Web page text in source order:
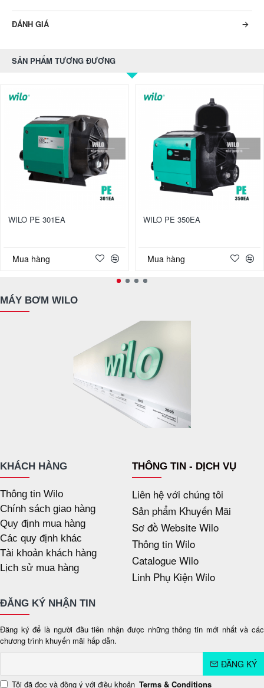
ĐÁNH GIÁ
SẢN PHẨM TƯƠNG ĐƯƠNG
WILO PE 301EA
Mua hàng
WILO PE 350EA
Mua hàng
MÁY BƠM WILO
KHÁCH HÀNG
Thông tin Wilo
Chính sách giao hàng
Quy định mua hàng
Các quy định khác
Tài khoản khách hàng
Lịch sử mua hàng
THÔNG TIN - DỊCH VỤ
Liên hệ với chúng tôi
Sản phẩm Khuyến Mãi
Sơ đồ Website Wilo
Thông tin Wilo
Catalogue Wilo
Linh Phụ Kiện Wilo
ĐĂNG KÝ NHẬN TIN
Đăng ký để là người đầu tiên nhận được những thông tin mới nhất và các
chương trình khuyến mãi hấp dẫn.
ĐĂNG KÝ
Tôi đã đọc và đồng ý với điều khoản Terms & Conditions